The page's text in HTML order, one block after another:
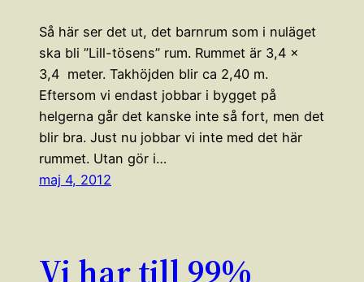
Så här ser det ut, det barnrum som i nuläget
ska bli ”Lill-tösens” rum. Rummet är 3,4 x
3,4 meter. Takhöjden blir ca 2,40 m.
Eftersom vi endast jobbar i bygget på
helgerna går det kanske inte så fort, men det
blir bra. Just nu jobbar vi inte med det här
rummet. Utan gör i…
maj 4, 2012
Vi har till 99%